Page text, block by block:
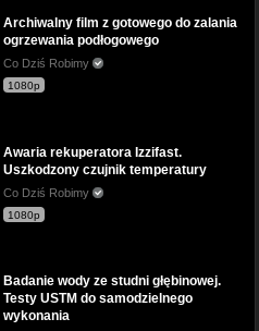
Archiwalny film z gotowego do zalania
ogrzewania podłogowego
Co Dziś Robimy
1080p
Awaria rekuperatora Izzifast.
Uszkodzony czujnik temperatury
Co Dziś Robimy
1080p
Badanie wody ze studni głębinowej.
Testy USTM do samodzielnego
wykonania